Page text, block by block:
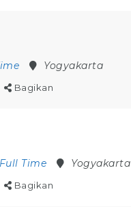
Yogyakarta
Bagikan
Full Time Yogyakarta
Bagikan